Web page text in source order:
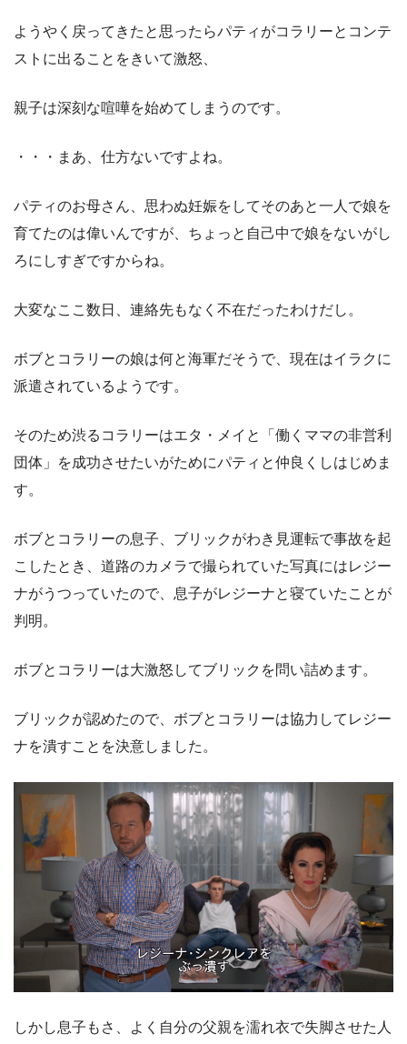
ようやく戻ってきたと思ったらパティがコラリーとコンテ
ストに出ることをきいて激怒、
親子は深刻な喧嘩を始めてしまうのです。
・・・まあ、仕方ないですよね。
パティのお母さん、思わぬ妊娠をしてそのあと一人で娘を
育てたのは偉いんですが、ちょっと自己中で娘をないがし
ろにしすぎですからね。
大変なここ数日、連絡先もなく不在だったわけだし。
ボブとコラリーの娘は何と海軍だそうで、現在はイラクに
派遣されているようです。
そのため渋るコラリーはエタ・メイと「働くママの非営利
団体」を成功させたいがためにパティと仲良くしはじめま
す。
ボブとコラリーの息子、ブリックがわき見運転で事故を起
こしたとき、道路のカメラで撮られていた写真にはレジー
ナがうつっていたので、息子がレジーナと寝ていたことが
判明。
ボブとコラリーは大激怒してブリックを問い詰めます。
ブリックが認めたので、ボブとコラリーは協力してレジー
ナを潰すことを決意しました。
しかし息子もさ、よく自分の父親を濡れ衣で失脚させた人